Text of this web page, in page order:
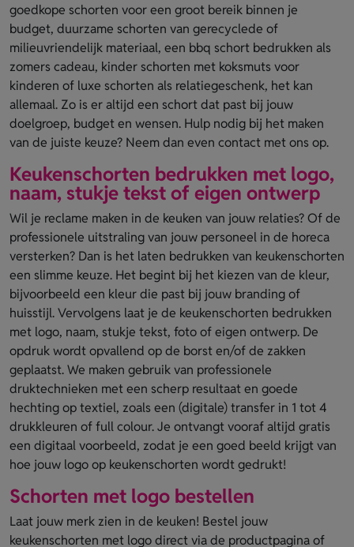
goedkope schorten voor een groot bereik binnen je
budget, duurzame schorten van gerecyclede of
milieuvriendelijk materiaal, een bbq schort bedrukken als
zomers cadeau, kinder schorten met koksmuts voor
kinderen of luxe schorten als relatiegeschenk, het kan
allemaal. Zo is er altijd een schort dat past bij jouw
doelgroep, budget en wensen. Hulp nodig bij het maken
van de juiste keuze? Neem dan even contact met ons op.
Keukenschorten bedrukken met logo,
naam, stukje tekst of eigen ontwerp
Wil je reclame maken in de keuken van jouw relaties? Of de
professionele uitstraling van jouw personeel in de horeca
versterken? Dan is het laten bedrukken van keukenschorten
een slimme keuze. Het begint bij het kiezen van de kleur,
bijvoorbeeld een kleur die past bij jouw branding of
huisstijl. Vervolgens laat je de keukenschorten bedrukken
met logo, naam, stukje tekst, foto of eigen ontwerp. De
opdruk wordt opvallend op de borst en/of de zakken
geplaatst. We maken gebruik van professionele
druktechnieken met een scherp resultaat en goede
hechting op textiel, zoals een (digitale) transfer in 1 tot 4
drukkleuren of full colour. Je ontvangt vooraf altijd gratis
een digitaal voorbeeld, zodat je een goed beeld krijgt van
hoe jouw logo op keukenschorten wordt gedrukt!
Schorten met logo bestellen
Laat jouw merk zien in de keuken! Bestel jouw
keukenschorten met logo direct via de productpagina of